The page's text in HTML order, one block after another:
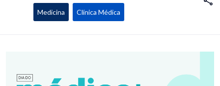
Medicina Clínica Médica